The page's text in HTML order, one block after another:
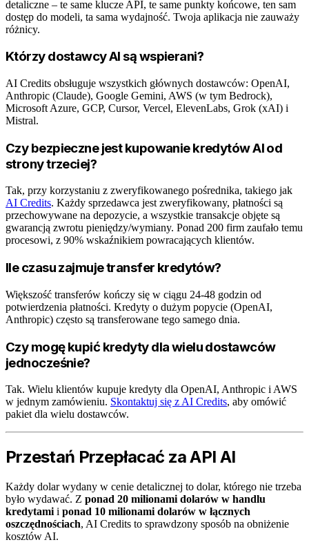
detaliczne – te same klucze API, te same punkty końcowe, ten sam
dostęp do modeli, ta sama wydajność. Twoja aplikacja nie zauważy
różnicy.
Którzy dostawcy AI są wspierani?
AI Credits obsługuje wszystkich głównych dostawców: OpenAI,
Anthropic (Claude), Google Gemini, AWS (w tym Bedrock),
Microsoft Azure, GCP, Cursor, Vercel, ElevenLabs, Grok (xAI) i
Mistral.
Czy bezpieczne jest kupowanie kredytów AI od
strony trzeciej?
Tak, przy korzystaniu z zweryfikowanego pośrednika, takiego jak
AI Credits. Każdy sprzedawca jest zweryfikowany, płatności są
przechowywane na depozycie, a wszystkie transakcje objęte są
gwarancją zwrotu pieniędzy/wymiany. Ponad 200 firm zaufało temu
procesowi, z 90% wskaźnikiem powracających klientów.
Ile czasu zajmuje transfer kredytów?
Większość transferów kończy się w ciągu 24-48 godzin od
potwierdzenia płatności. Kredyty o dużym popycie (OpenAI,
Anthropic) często są transferowane tego samego dnia.
Czy mogę kupić kredyty dla wielu dostawców
jednocześnie?
Tak. Wielu klientów kupuje kredyty dla OpenAI, Anthropic i AWS
w jednym zamówieniu. Skontaktuj się z AI Credits, aby omówić
pakiet dla wielu dostawców.
Przestań Przepłacać za API AI
Każdy dolar wydany w cenie detalicznej to dolar, którego nie trzeba
było wydawać. Z ponad 20 milionami dolarów w handlu
kredytami i ponad 10 milionami dolarów w łącznych
oszczędnościach, AI Credits to sprawdzony sposób na obniżenie
kosztów AI.